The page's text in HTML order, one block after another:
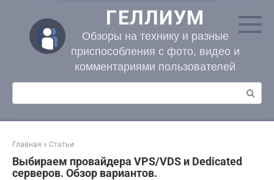
контенту
ГЕЛЛИУМ
Обзоры на технику и разные
приспособления с фото, видео и
комментариями пользователей
Поиск:
Главная » Статьи
Выбираем провайдера VPS/VDS и Dedicated
серверов. Обзор вариантов.